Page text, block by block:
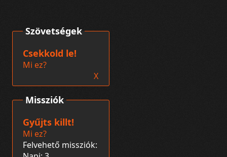
Missziók
Gyűjts killt!
Mi ez?
Felvehető missziók:
Szövetségek
Csekkold le!
Mi ez?
X